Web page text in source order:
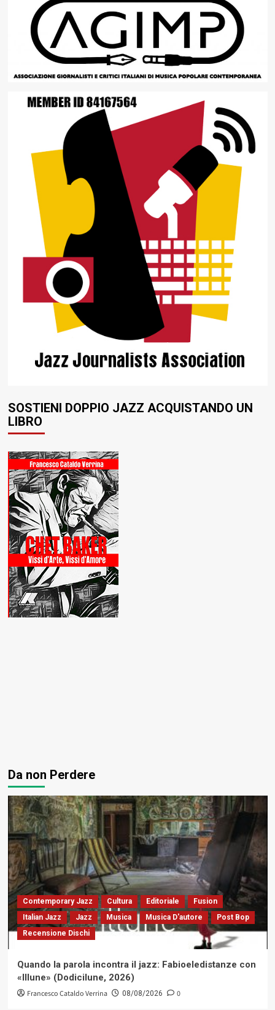
SOSTIENI DOPPIO JAZZ ACQUISTANDO UN
LIBRO
Da non Perdere
Contemporary Jazz Cultura Editoriale
Fusion
Italian Jazz
Jazz Musica Musica D'autore
Post Bop
Recensione Dischi
Quando la parola incontra il jazz: Fabioeledistanze con
«Illune» (Dodicilune, 2026)
Francesco Cataldo Verrina 08/08/2026 0